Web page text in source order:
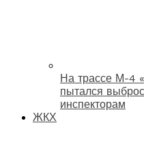
На трассе М-4
пытался
инспекторам
ЖКХ